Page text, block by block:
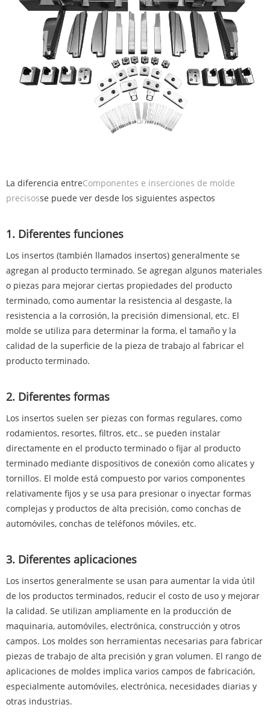
La diferencia entreComponentes e inserciones de molde
precisosse puede ver desde los siguientes aspectos
1. Diferentes funciones
Los insertos (también llamados insertos) generalmente se
agregan al producto terminado. Se agregan algunos materiales
o piezas para mejorar ciertas propiedades del producto
terminado, como aumentar la resistencia al desgaste, la
resistencia a la corrosión, la precisión dimensional, etc. El
molde se utiliza para determinar la forma, el tamaño y la
calidad de la superficie de la pieza de trabajo al fabricar el
producto terminado.
2. Diferentes formas
Los insertos suelen ser piezas con formas regulares, como
rodamientos, resortes, filtros, etc., se pueden instalar
directamente en el producto terminado o fijar al producto
terminado mediante dispositivos de conexión como alicates y
tornillos. El molde está compuesto por varios componentes
relativamente fijos y se usa para presionar o inyectar formas
complejas y productos de alta precisión, como conchas de
automóviles, conchas de teléfonos móviles, etc.
3. Diferentes aplicaciones
Los insertos generalmente se usan para aumentar la vida útil
de los productos terminados, reducir el costo de uso y mejorar
la calidad. Se utilizan ampliamente en la producción de
maquinaria, automóviles, electrónica, construcción y otros
campos. Los moldes son herramientas necesarias para fabricar
piezas de trabajo de alta precisión y gran volumen. El rango de
aplicaciones de moldes implica varios campos de fabricación,
especialmente automóviles, electrónica, necesidades diarias y
otras industrias.